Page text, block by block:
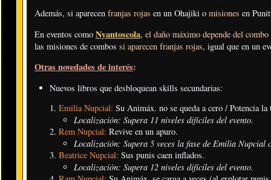
Además, si aparecen franjas rojas en un Ohajiki o misiones en
En eventos como Nyantoscola, el daño máximo depende del
las misiones de combos si aparecen franjas rojas, igual que en un
Otras novedades de interés:
Nuevos libros que desbloquean skills secundarias:
Emilia Nupcial: Su Animáx. no se queda a cero / Potencia
Localización: Supera 11 niveles difíciles del evento.
Rem Nupcial: Revive en un apuro.
Localización: Supera 5 veces la fase de Emilia Nupcial
Beatrice Nupcial: Sus punis caen inflados.
Localización: Supera 12 niveles difíciles del evento.